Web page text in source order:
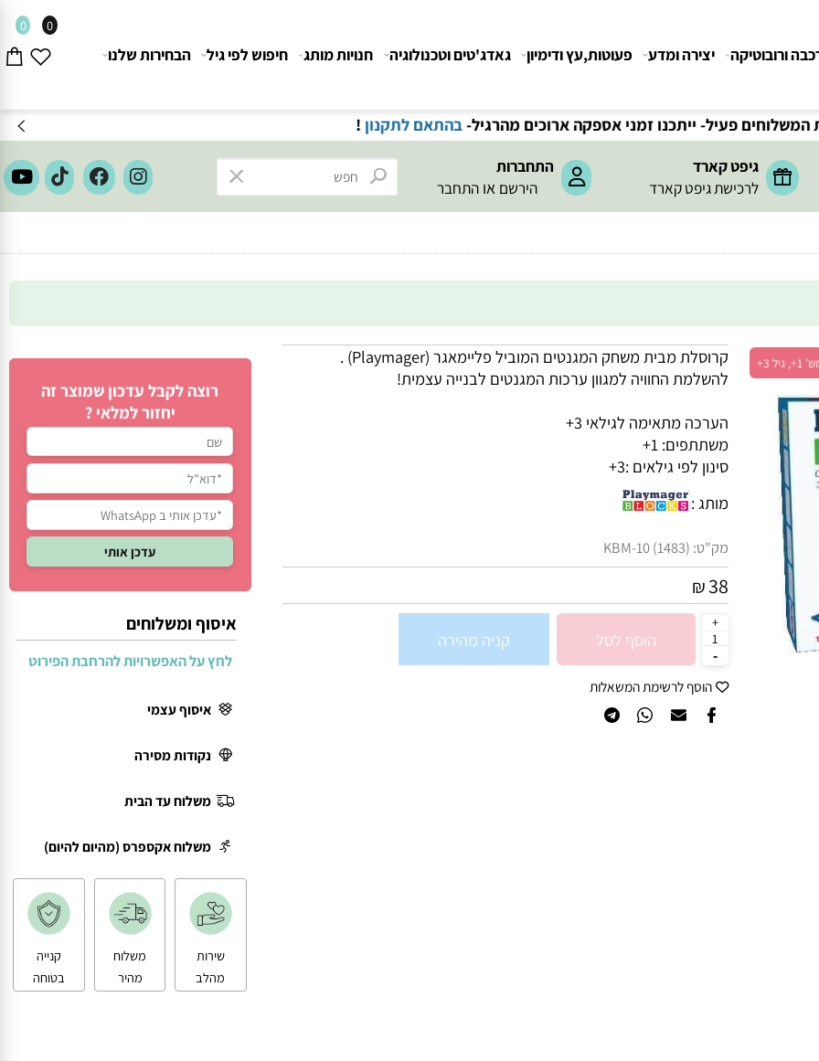
פעיל- ייתכנו זמני אספקה ארוכים מהרגיל-בהתאם לתקנון!
גיפט קארד
לרכישת גיפט קארד
התחברות
הירשם או התחבר
0 0
יצירה ומדע פעוטות,עץ ודימיון גאדג'טים וטכנולוגיה חנויות מותג חיפוש לפי גיל הבחירות שלנו
קרוסלת מבית משחק המגנטים המובילפליימאגר (Playmager)
.
להשלמת החוויה למגוון ערכות המגנטים לבנייה עצמית!
הערכה מתאימה לגילאי 3+
משתתפים: 1+
סינון לפי גילאים :
מק"ט:KBM-10 (1483)
₪
הוסף לסל קניה מהירה
הוסף לרשימת המשאלות
רוצה לקבל עדכון שמוצר זה
יחזור למלאי ?
איסוף ומשלוחים
משלוח אקספרס (מהיום להיום)
שירות
משלוח
קנייה